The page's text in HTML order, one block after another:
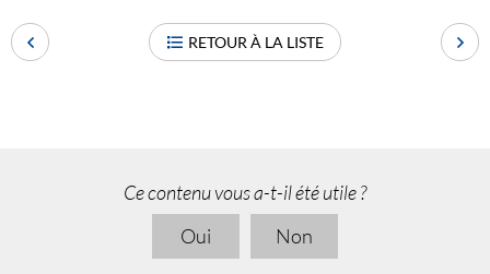
RETOUR À LA LISTE
Ce contenu vous a-t-il été utile ?
Oui
Non